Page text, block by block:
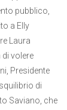
pubblico,
a Elly
Laura
di volere
Presidente
di
Saviano, che